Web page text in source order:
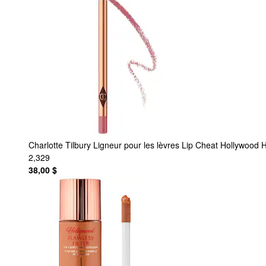
Charlotte Tilbury Ligneur pour les lèvres Lip Cheat Hollywood
2,329
38,00 $